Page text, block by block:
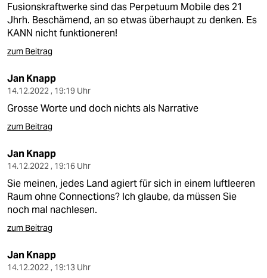
Fusionskraftwerke sind das Perpetuum Mobile des 21
Jhrh. Beschämend, an so etwas überhaupt zu denken. Es
KANN nicht funktioneren!
zum Beitrag
Jan Knapp
14.12.2022 , 19:19 Uhr
Grosse Worte und doch nichts als Narrative
zum Beitrag
Jan Knapp
14.12.2022 , 19:16 Uhr
Sie meinen, jedes Land agiert für sich in einem luftleeren
Raum ohne Connections? Ich glaube, da müssen Sie
noch mal nachlesen.
zum Beitrag
Jan Knapp
14.12.2022 , 19:13 Uhr